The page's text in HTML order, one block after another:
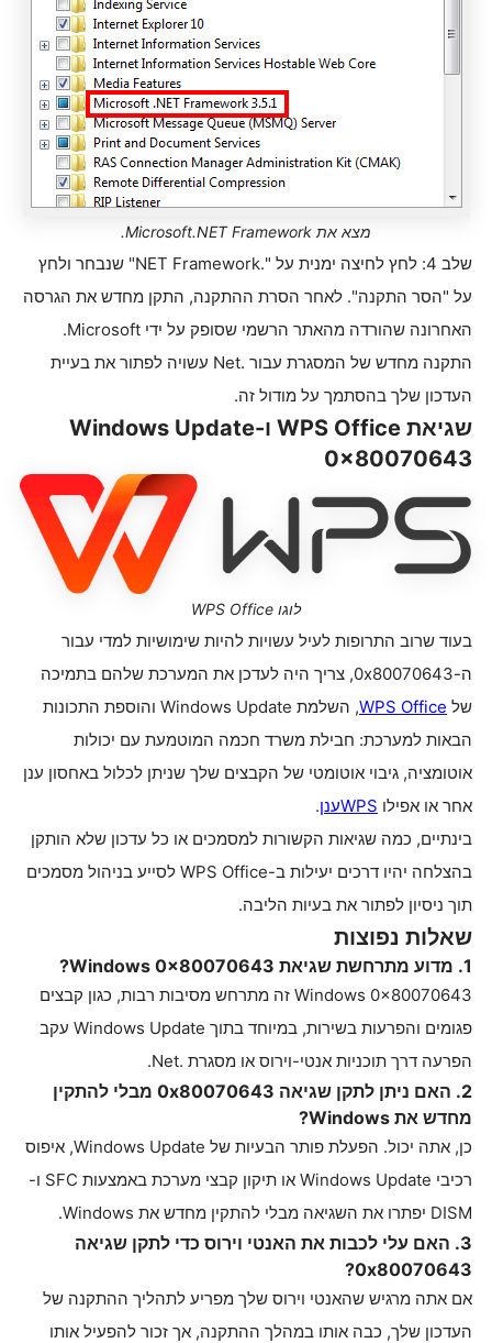
מצא את Microsoft.NET Framework.
שלב 4: לחץ לחיצה ימנית על ".NET Framework" שנבחר ולחץ
על "הסר התקנה". לאחר הסרת ההתקנה, התקן מחדש את הגרסה
האחרונה שהורדה מהאתר הרשמי שסופק על ידי Microsoft.
התקנה מחדש של המסגרת עבור .Net עשויה לפתור את בעיית
העדכון שלך בהסתמך על מודול זה.
שגיאת WPS Office ו-Windows Update
0x80070643
לוגו WPS Office
בעוד שרוב התרופות לעיל עשויות להיות שימושיות למדי עבור
ה-0x80070643, צריך היה לעדכן את המערכת שלהם בתמיכה
של WPS Office
, השלמת Windows Update והוספת התכונות
הבאות למערכת: חבילת משרד חכמה המוטמעת עם יכולות
אוטומציה, גיבוי אוטומטי של הקבצים שלך שניתן לכלול באחסון ענן
אחר או אפילו WPSענן.
בינתיים, כמה שגיאות הקשורות למסמכים או כל עדכון שלא הותקן
בהצלחה יהיו דרכים יעילות ב-WPS Office לסייע בניהול מסמכים
תוך ניסיון לפתור את בעיות הליבה.
שאלות נפוצות
1. מדוע מתרחשת שגיאת Windows 0x80070643?
Windows 0x80070643 זה מתרחש מסיבות רבות, כגון קבצים
פגומים והפרעות בשירות, במיוחד בתוך Windows Update עקב
הפרעה דרך תוכניות אנטי-וירוס או מסגרת .Net.
2. האם ניתן לתקן שגיאה 0x80070643 מבלי להתקין
מחדש את Windows?
כן, אתה יכול. הפעלת פותר הבעיות של Windows Update, איפוס
רכיבי Windows Update או תיקון קבצי מערכת באמצעות SFC ו-
DISM יפתרו את השגיאה מבלי להתקין מחדש את Windows.
3. האם עלי לכבות את האנטי וירוס כדי לתקן שגיאה
0x80070643?
אם אתה מרגיש שהאנטי וירוס שלך מפריע לתהליך ההתקנה של
העדכון שלך, כבה אותו במהלך ההתקנה, אך זכור להפעיל אותו